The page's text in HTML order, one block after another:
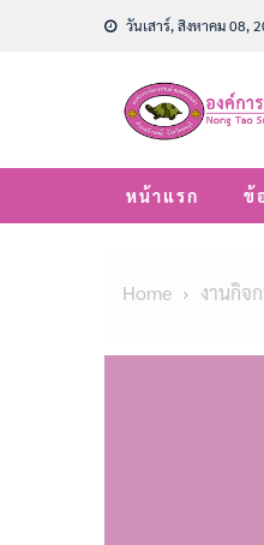
วันเสาร์, สิงหาคม 08,
หน้าแรก ข้
Home งานกิจ